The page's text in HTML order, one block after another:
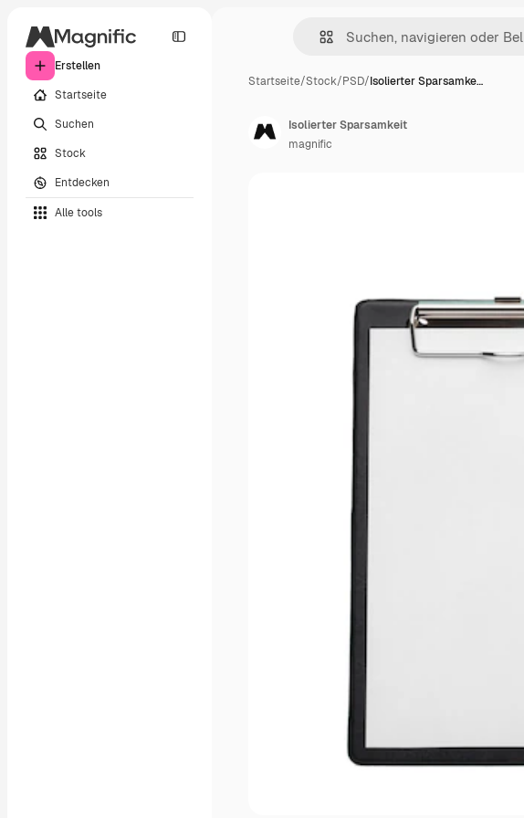
Erstellen
Startseite
Suchen
Stock
Entdecken
Alle tools
Startseite/Stock/PSD/Isolierter Sparsamke…
Isolierter Sparsamkeit
magnific